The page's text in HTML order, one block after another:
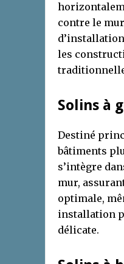
contre le
les
Solins à
Destiné
bâtiments
s’intègre
mur,
optimale,
installation
délicate.